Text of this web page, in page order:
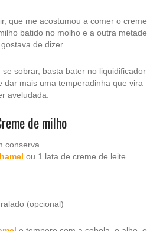
que me acostumou a comer o creme
batido no molho e a outra metade
de dizer.
sobrar, basta bater no liquidificador
dar mais uma temperadinha que vira
aveludada.
de milho
conserva
ou 1 lata de creme de leite
(opcional)